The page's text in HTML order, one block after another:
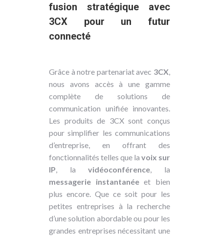
fusion stratégique avec
3CX pour un futur
connecté
Grâce à notre partenariat avec 3CX,
nous avons accès à une gamme
complète de solutions de
communication unifiée innovantes.
Les produits de 3CX sont conçus
pour simplifier les communications
d’entreprise, en offrant des
fonctionnalités telles que la voix sur
IP, lavidéoconférence, la
messagerie instantanéeet bien
plus encore. Que ce soit pour les
petites entreprises à la recherche
d’une solution abordable ou pour les
grandes entreprises nécessitant une